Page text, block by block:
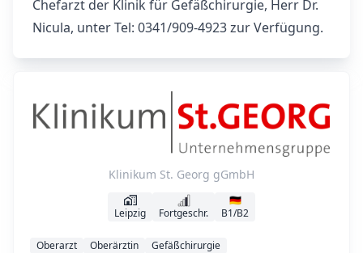
Chefarzt der Klinik für Gefäßchirurgie, Herr Dr.
Nicula, unter Tel: 0341/909-4923 zur Verfügung.
Klinikum St. Georg gGmbH
Leipzig Fortgeschr.
🇩🇪
B1/B2
Oberarzt Oberärztin
Gefäßchirurgie